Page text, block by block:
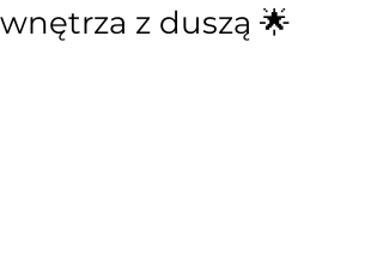
wnętrza z duszą 🌟